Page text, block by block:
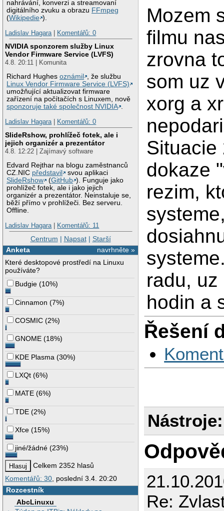
nahrávání, konverzi a streamovaní
digitálního zvuku a obrazu FFmpeg
(Wikipedie ).
Ladislav Hagara| Komentářů: 0
NVIDIA sponzorem služby Linux
Vendor Firmware Service (LVFS)
4.8. 20:11 | Komunita
Richard Hughesoznámil
, že službu
Linux Vendor Firmware Service (LVFS)
umožňující aktualizovat firmware
zařízení na počítačích s Linuxem, nově
sponzoruje také společnost NVIDIA .
Ladislav Hagara| Komentářů: 0
SlideRshow, prohlížeč fotek, ale i
jejich organizér a prezentátor
4.8. 12:22 | Zajímavý software
Edvard Rejthar na blogu zaměstnanců
CZ.NIC představil
svou aplikaci
SlideRshow
(GitHub ). Funguje jako
prohlížeč fotek, ale i jako jejich
organizér a prezentátor. Neinstaluje se,
běží přímo v prohlížeči. Bez serveru.
Offline.
Ladislav Hagara| Komentářů: 11
Centrum | Napsat| Starší
navrhněte »
Anketa
Které desktopové prostředí na Linuxu
používáte?
Budgie (10%)
Cinnamon (7%)
COSMIC (2%)
GNOME (18%)
KDE Plasma (30%)
LXQt (6%)
MATE (6%)
TDE (2%)
Xfce (15%)
jiné/žádné (23%)
Celkem 2352 hlasů
Komentářů: 30 , poslední 3.4. 20:20
Rozcestník
AbcLinuxu
Mozem
filmu
zrovna
som uz
xorg a
Situacie
dokaze
rezim,
radu,
hodin a
Řešení
Nástroje:
Re: